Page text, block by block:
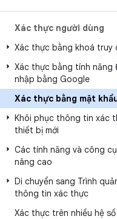
Xác thực người dùng
Xác thực bằng khoá truy
Xác thực bằng tính năng
nhập bằng Google
Xác thực bằng mật
Khôi phục thông tin xác
thiết bị mới
Các tính năng và công
nâng cao
Di chuyển sang Trình
thông tin xác thực
Xác thực trên nhiều hệ số